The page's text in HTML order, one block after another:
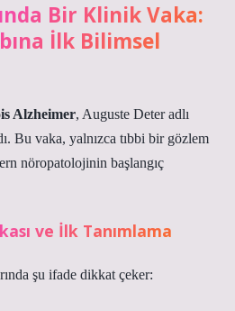
Bir Klinik Vaka:
İlk Bilimsel
Alzheimer, Auguste Deter adlı
Bu vaka, yalnızca tıbbi bir gözlem
nöropatolojinin başlangıç
ve İlk Tanımlama
şu ifade dikkat çeker: